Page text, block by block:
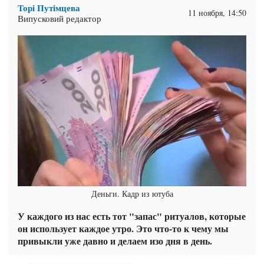
Торі Путімцева
Випусковий редактор 11 ноября, 14:50
Деньги. Кадр из ютуба
У каждого из нас есть тот "запас" ритуалов, которые
он использует каждое утро. Это что-то к чему мы
привыкли уже давно и делаем изо дня в день.